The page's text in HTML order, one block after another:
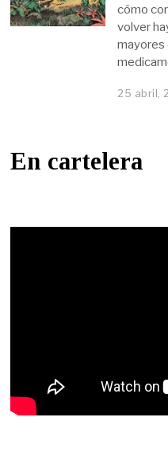
cómo
volver
mayores
25 abril,
En cartelera